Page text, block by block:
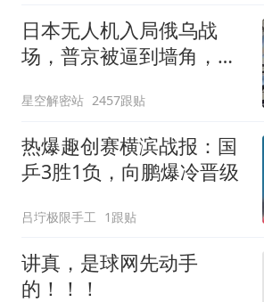
日本无人机入局俄乌战
场，普京被逼到墙角，这
星空解密站 2457跟贴
热爆趣创赛横滨战报：国
乒3胜1负，向鹏爆冷晋级
吕坾极限手工 1跟贴
讲真，是球网先动手
的！！！